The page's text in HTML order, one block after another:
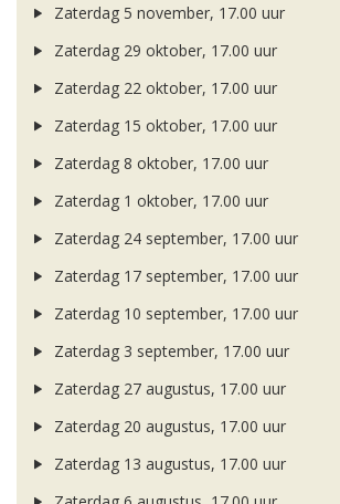
Zaterdag 5 november, 17.00 uur
Zaterdag 29 oktober, 17.00 uur
Zaterdag 22 oktober, 17.00 uur
Zaterdag 15 oktober, 17.00 uur
Zaterdag 8 oktober, 17.00 uur
Zaterdag 1 oktober, 17.00 uur
Zaterdag 24 september, 17.00 uur
Zaterdag 17 september, 17.00 uur
Zaterdag 10 september, 17.00 uur
Zaterdag 3 september, 17.00 uur
Zaterdag 27 augustus, 17.00 uur
Zaterdag 20 augustus, 17.00 uur
Zaterdag 13 augustus, 17.00 uur